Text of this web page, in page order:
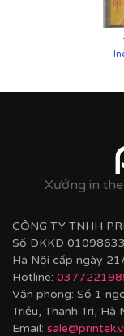
Xưởng in
CÔNG TY TNHH
Số DKKD
Hà Nội cấp ngày
Hotline:
Văn phòng: Số 1
Triều, Thanh Trì, Hà
Email: